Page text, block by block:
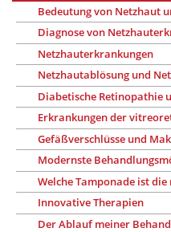
Bedeutung von Netzhaut
Diagnose von
Netzhauterkrankungen
Netzhautablösung und
Diabetische Retinopathie
Erkrankungen der
Gefäßverschlüsse und
Modernste
Welche Tamponade ist die
Innovative Therapien
Der Ablauf meiner